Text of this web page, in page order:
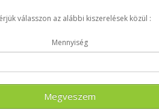
válasszon az alábbi kiszerelések közül :
Mennyiség
Megveszem